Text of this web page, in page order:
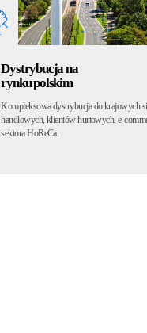
Eksport
do krajów UE
Promocja i sprzedaż produktów na rynkach
europejskich.